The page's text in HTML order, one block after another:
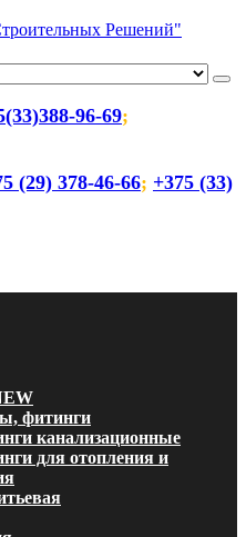
материалов
96-69;
(29) 378-46-66; +375 (33)
фитинги
канализационные
для отопления и